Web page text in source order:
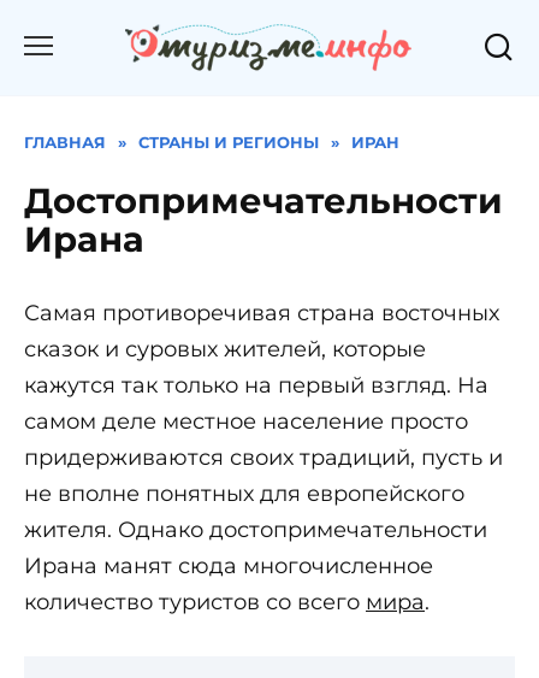
ГЛАВНАЯ » СТРАНЫ И РЕГИОНЫ » ИРАН
Достопримечательности
Ирана
Самая противоречивая страна восточных
сказок и суровых жителей, которые
кажутся так только на первый взгляд. На
самом деле местное население просто
придерживаются своих традиций, пусть и
не вполне понятных для европейского
жителя. Однако достопримечательности
Ирана манят сюда многочисленное
количество туристов со всего мира.